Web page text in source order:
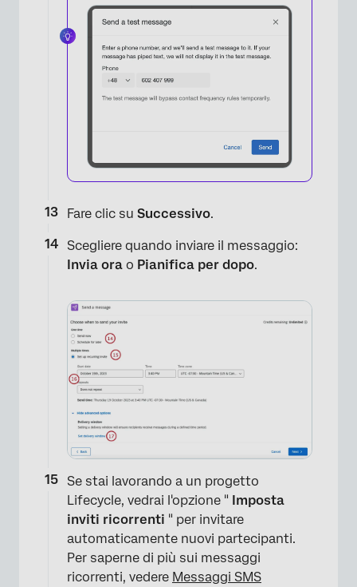
Fare clic su Successivo.
Scegliere quando inviare il messaggio:
Invia ora o Pianifica per dopo.
Se stai lavorando a un progetto
Lifecycle, vedrai l'opzione " Imposta
inviti ricorrenti " per invitare
automaticamente nuovi partecipanti.
Per saperne di più sui messaggi
ricorrenti, vedere Messaggi SMS